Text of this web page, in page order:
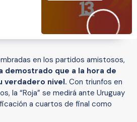
en los partidos amistosos,
demostrado que a la hora de
verdadero nivel. Con triunfos en
la “Roja” se medirá ante Uruguay
a cuartos de final como